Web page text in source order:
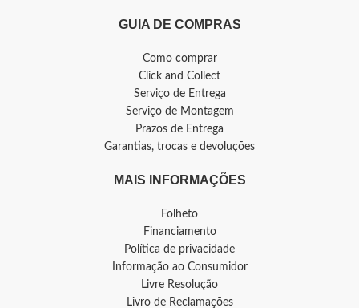
GUIA DE COMPRAS
Como comprar
Click and Collect
Serviço de Entrega
Serviço de Montagem
Prazos de Entrega
Garantias, trocas e devoluções
MAIS INFORMAÇÕES
Folheto
Financiamento
Política de privacidade
Informação ao Consumidor
Livre Resolução
Livro de Reclamações